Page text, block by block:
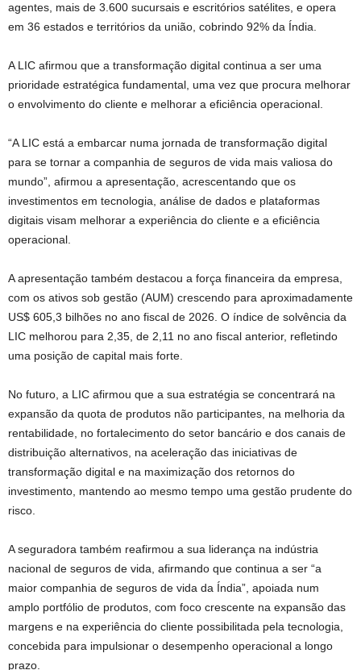
agentes, mais de 3.600 sucursais e escritórios satélites, e opera
em 36 estados e territórios da união, cobrindo 92% da Índia.
A LIC afirmou que a transformação digital continua a ser uma
prioridade estratégica fundamental, uma vez que procura melhorar
o envolvimento do cliente e melhorar a eficiência operacional.
“A LIC está a embarcar numa jornada de transformação digital
para se tornar a companhia de seguros de vida mais valiosa do
mundo”, afirmou a apresentação, acrescentando que os
investimentos em tecnologia, análise de dados e plataformas
digitais visam melhorar a experiência do cliente e a eficiência
operacional.
A apresentação também destacou a força financeira da empresa,
com os ativos sob gestão (AUM) crescendo para aproximadamente
US$ 605,3 bilhões no ano fiscal de 2026. O índice de solvência da
LIC melhorou para 2,35, de 2,11 no ano fiscal anterior, refletindo
uma posição de capital mais forte.
No futuro, a LIC afirmou que a sua estratégia se concentrará na
expansão da quota de produtos não participantes, na melhoria da
rentabilidade, no fortalecimento do setor bancário e dos canais de
distribuição alternativos, na aceleração das iniciativas de
transformação digital e na maximização dos retornos do
investimento, mantendo ao mesmo tempo uma gestão prudente do
risco.
A seguradora também reafirmou a sua liderança na indústria
nacional de seguros de vida, afirmando que continua a ser “a
maior companhia de seguros de vida da Índia”, apoiada num
amplo portfólio de produtos, com foco crescente na expansão das
margens e na experiência do cliente possibilitada pela tecnologia,
concebida para impulsionar o desempenho operacional a longo
prazo.